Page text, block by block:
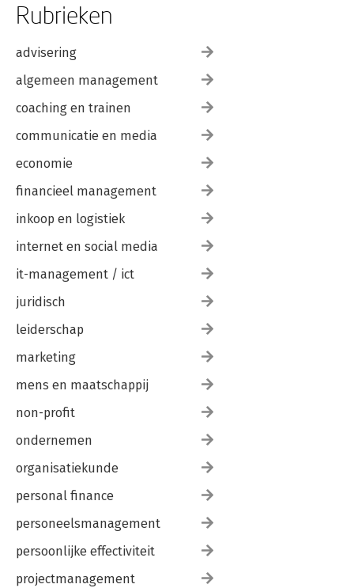
Rubrieken
advisering
algemeen management
coaching en trainen
communicatie en media
economie
financieel management
inkoop en logistiek
internet en social media
it-management / ict
juridisch
leiderschap
marketing
mens en maatschappij
non-profit
ondernemen
organisatiekunde
personal finance
personeelsmanagement
persoonlijke effectiviteit
projectmanagement